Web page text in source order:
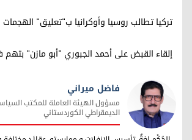
تركيا تطالب روسيا وأوكرانيا ب"تعليق"
إلقاء القبض على أحمد الجبوري "أبو مازن"
فاضل ميراني
فاضل ميراني
مسؤول الهيئة العاملة للمكتب
الديمقراطي الكوردستاني